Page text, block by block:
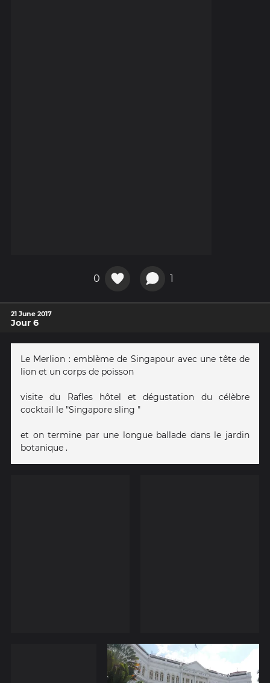
0 1
21 June 2017
Jour 6
Le Merlion : emblème de Singapour avec une tête de
lion et un corps de poisson
visite du Rafles hôtel et dégustation du célèbre
cocktail le "Singapore sling "
et on termine par une longue ballade dans le jardin
botanique .